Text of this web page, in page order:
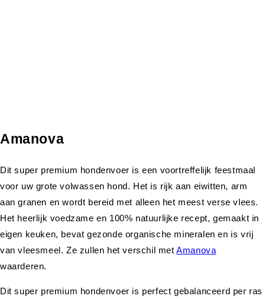
Amanova
Dit super premium hondenvoer is een voortreffelijk feestmaal
voor uw grote volwassen hond. Het is rijk aan eiwitten, arm
aan granen en wordt bereid met alleen het meest verse vlees.
Het heerlijk voedzame en 100% natuurlijke recept, gemaakt in
eigen keuken, bevat gezonde organische mineralen en is vrij
van vleesmeel. Ze zullen het verschil metAmanova
waarderen.
Dit super premium hondenvoer is perfect gebalanceerd per ras